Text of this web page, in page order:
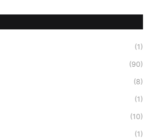
(1)
(90)
(8)
(1)
(10)
(1)